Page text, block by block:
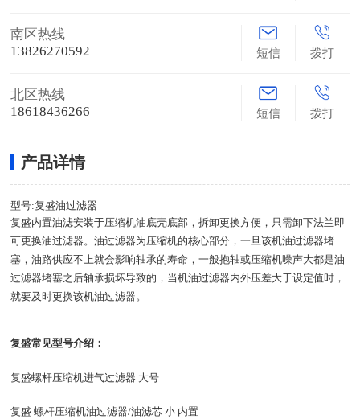
南区热线
13826270592
短信 拨打
北区热线
18618436266
短信 拨打
产品详情
型号:复盛油过滤器
复盛内置油滤安装于压缩机油底壳底部，拆卸更换方便，只需卸下法兰即
可更换油过滤器。油过滤器为压缩机的核心部分，一旦该机油过滤器堵
塞，油路供应不上就会影响轴承的寿命，一般抱轴或压缩机噪声大都是油
过滤器堵塞之后轴承损坏导致的，当机油过滤器内外压差大于设定值时，
就要及时更换该机油过滤器。
复盛常见型号介绍：
复盛螺杆压缩机进气过滤器 大号
复盛 螺杆压缩机油过滤器/油滤芯 小 内置